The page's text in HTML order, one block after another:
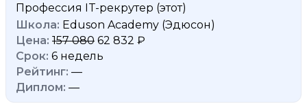
Профессия IT-рекрутер (этот)
Eduson Academy (Эдюсон)
157 080 62 832 ₽
6 недель
—
—